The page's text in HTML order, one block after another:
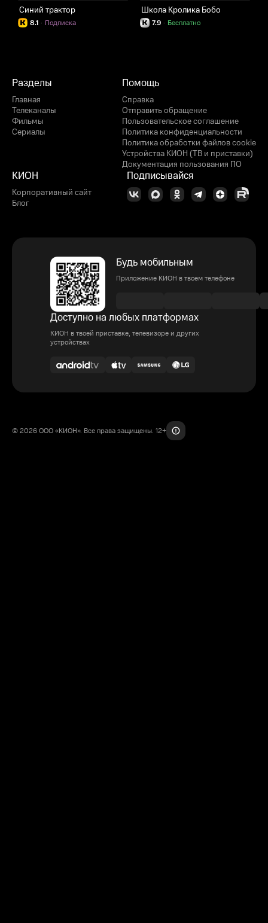
Синий трактор
8.1 Подписка
·
Школа Кролика Бобо
7.9 Бесплатно
·
Разделы
Главная
Телеканалы
Фильмы
Сериалы
Помощь
Справка
Отправить обращение
Пользовательское соглашение
Политика конфиденциальности
Политика обработки файлов cookie
Устройства КИОН (ТВ и приставки)
Документация пользования ПО
КИОН
Корпоративный сайт
Блог
Подписывайся
Будь мобильным
Приложение КИОН в твоем телефоне
Доступно на любых платформах
КИОН в твоей приставке, телевизоре и других
устройствах
© 2026 ООО «КИОН». Все права защищены. 12+